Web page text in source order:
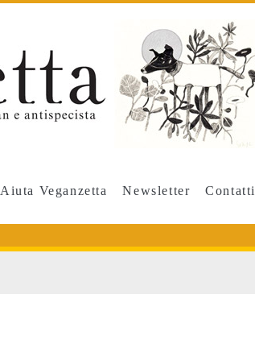
Aiuta Veganzetta Newsletter Contatti